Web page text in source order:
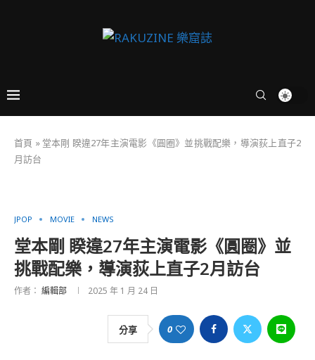
首頁 » 堂本剛 睽違27年主演電影《圓圈》並挑戰配樂，導演荻上直子2
月訪台
JPOP MOVIE NEWS
堂本剛 睽違27年主演電影《圓圈》並
挑戰配樂，導演荻上直子2月訪台
作者： 編輯部 2025 年 1 月 24 日
分享 0